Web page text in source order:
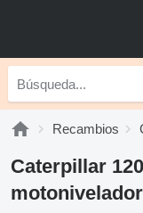
Recambios
Caterpillar